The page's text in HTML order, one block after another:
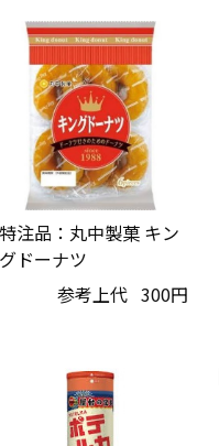
特注品：丸中製菓 キン
グドーナツ
参考上代 300円